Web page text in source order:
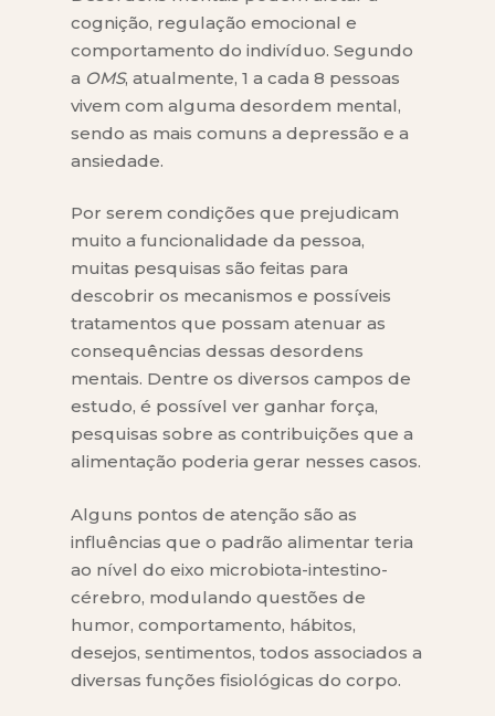
cognição, regulação emocional e
comportamento do indivíduo. Segundo
a OMS, atualmente, 1 a cada 8 pessoas
vivem com alguma desordem mental,
sendo as mais comuns a depressão e a
ansiedade.
Por serem condições que prejudicam
muito a funcionalidade da pessoa,
muitas pesquisas são feitas para
descobrir os mecanismos e possíveis
tratamentos que possam atenuar as
consequências dessas desordens
mentais. Dentre os diversos campos de
estudo, é possível ver ganhar força,
pesquisas sobre as contribuições que a
alimentação poderia gerar nesses casos.
Alguns pontos de atenção são as
influências que o padrão alimentar teria
ao nível do eixo microbiota-intestino-
cérebro, modulando questões de
humor, comportamento, hábitos,
desejos, sentimentos, todos associados a
diversas funções fisiológicas do corpo.